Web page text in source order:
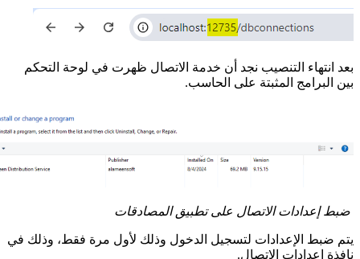
بعد انتهاء التنصيب نجد أن خدمة الاتصال ظهرت في لوحة التحكم
بين البرامج المثبتة على الحاسب.
ضبط إعدادات الاتصال على تطبيق المصادقات
يتم ضبط الإعدادات لتسجيل الدخول وذلك لأول مرة فقط، وذلك في
نافذة إعدادات الاتصال.